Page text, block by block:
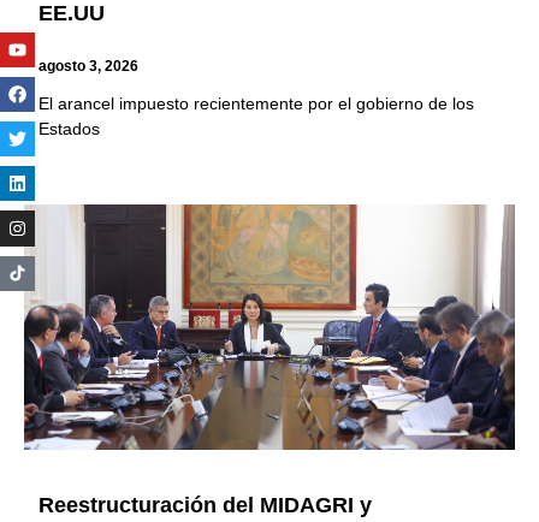
EE.UU
agosto 3, 2026
El arancel impuesto recientemente por el gobierno de los
Estados
Reestructuración del MIDAGRI y
Youtube
Facebook
Twitter
Linkedin
Instagram